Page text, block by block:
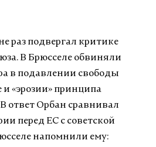
раз подвергал критике
В Брюсселе обвиняли
в подавлении свободы
и «эрозии» принципа
ответ Орбан сравнивал
перед ЕС с советской
напомнили ему: